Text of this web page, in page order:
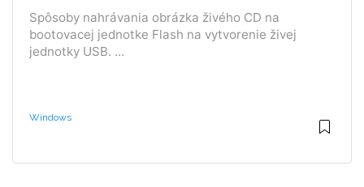
Spôsoby nahrávania obrázka živého CD na
bootovacej jednotke Flash na vytvorenie živej
jednotky USB. ...
Windows